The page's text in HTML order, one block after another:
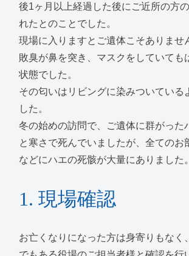
後1ヶ月以上経過した後にご近所の方
れたとのことでした。
現場に入りますとご遺体こそありませ
敗臭が鼻を突き、マスクをしていても
状態でした。
その匂いはリビングに染みついている
した。
冬の始めの訪問で、ご遺体に群がった
と寒さで死んでいましたが、全てのお
などにハエの死骸が大量にありました。
1. 現場確認
お亡くなりになった方は身寄りもなく